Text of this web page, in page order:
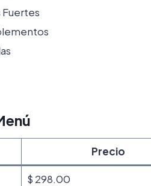
Fuertes
Precio
$ 298.00